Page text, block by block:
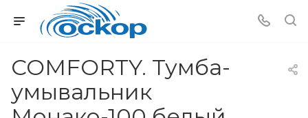
COMFORTY. Тумба-
умывальник